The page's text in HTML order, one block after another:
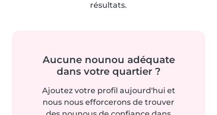
résultats.
Aucune nounou adéquate
dans votre quartier ?
Ajoutez votre profil aujourd'hui et
nous nous efforcerons de trouver